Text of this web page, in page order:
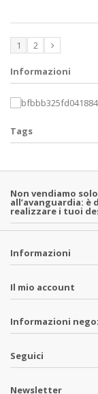
1 2
Informazioni
Tags
Non vendiamo
all’avanguardia: è
realizzare i tuoi
Informazioni
Il mio account
Informazioni
Seguici
Newsletter